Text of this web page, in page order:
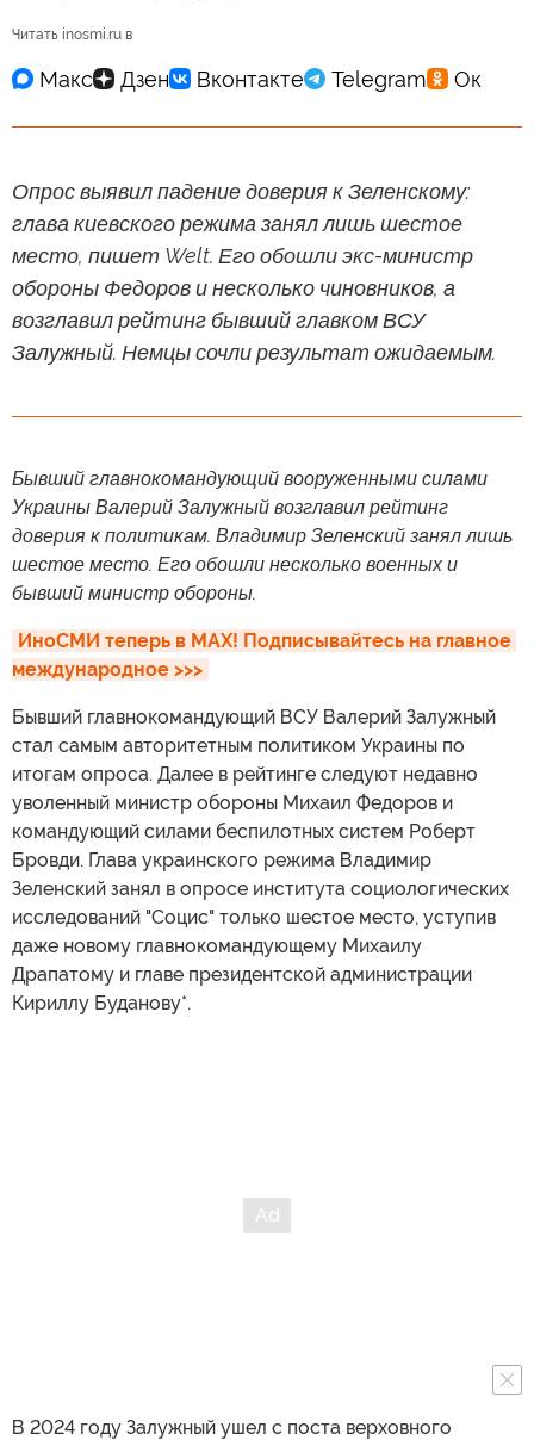
Читать inosmi.ru в
Опрос выявил падение доверия к Зеленскому:
глава киевского режима занял лишь шестое
место, пишет Welt. Его обошли экс-министр
обороны Федоров и несколько чиновников, а
возглавил рейтинг бывший главком ВСУ
Залужный. Немцы сочли результат ожидаемым.
Бывший главнокомандующий вооруженными силами
Украины Валерий Залужный возглавил рейтинг
доверия к политикам. Владимир Зеленский занял лишь
шестое место. Его обошли несколько военных и
бывший министр обороны.
ИноСМИ теперь в MAX! Подписывайтесь на главное
международное >>>
Бывший главнокомандующий ВСУ Валерий Залужный
стал самым авторитетным политиком Украины по
итогам опроса. Далее в рейтинге следуют недавно
уволенный министр обороны Михаил Федоров и
командующий силами беспилотных систем Роберт
Бровди. Глава украинского режима Владимир
Зеленский занял в опросе института социологических
исследований "Социс" только шестое место, уступив
даже новому главнокомандующему Михаилу
Драпатому и главе президентской администрации
Кириллу Буданову*.
В 2024 году Залужный ушел с поста верховного